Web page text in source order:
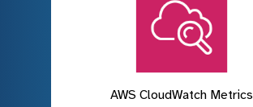
AWS CloudWatch Metrics